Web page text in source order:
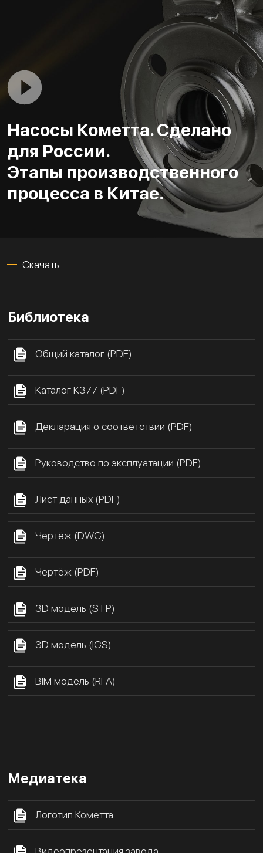
Насосы Кометта. Сделано
для России.
Этапы производственного
процесса в Китае.
Скачать
Библиотека
Общий каталог (PDF)
Каталог К377 (PDF)
Декларация о соответствии (PDF)
Руководство по эксплуатации (PDF)
Лист данных (PDF)
Чертёж (DWG)
Чертёж (PDF)
3D модель (STP)
3D модель (IGS)
BIM модель (RFA)
Медиатека
Логотип Кометта